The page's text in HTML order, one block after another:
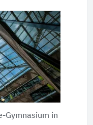
Gymnasium in